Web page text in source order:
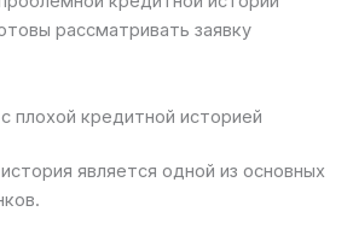
рассматривать заявку
плохой кредитной историей
является одной из основных